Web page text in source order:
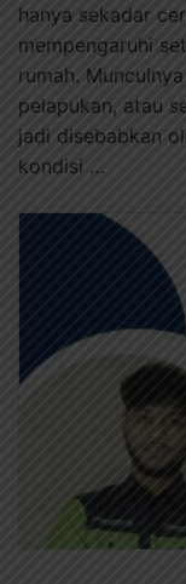
hanya sekadar
mempengaruhi
rumah.
pelapukan, atau
jadi disebabkan
kondisi …